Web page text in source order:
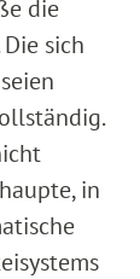
die
sich
in